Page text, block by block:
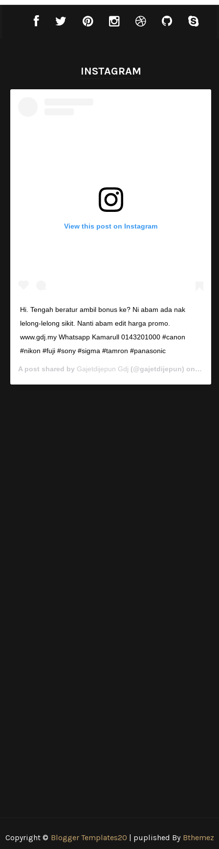
INSTAGRAM
View this post on Instagram
Hi. Tengah beratur ambil bonus ke? Ni abam ada nak
lelong-lelong sikit. Nanti abam edit harga promo.
www.gdj.my Whatsapp Kamarull 0143201000 #canon
#nikon #fuji #sony #sigma #tamron #panasonic
A post shared by Gajetdijepun Gdj (@gajetdijepun) on Jan 7,
Copyright © Blogger Templates20 | puplished By Bthemez